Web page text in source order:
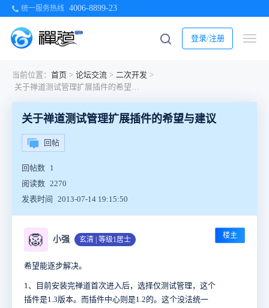
统一服务热线 4006-8899-23
登录/注册
当前位置： 首页 > 论坛交流 > 二次开发 >
关于禅道测试管理扩展插件的希望与建议
关于禅道测试管理扩展插件的希望与建议
回帖
回帖数 1
阅读数 2270
发表时间
2013-07-14 19:15:50
🦁 小强 玄清 | 等级1居士 楼主
希望能逐步解决。
1、目前安装完禅道首次进入后，选择仅测试管理，这个
插件是1.3版本。而插件中心则是1.2的。这个没法统一